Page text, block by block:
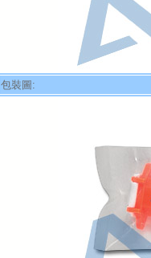
包裝圖: